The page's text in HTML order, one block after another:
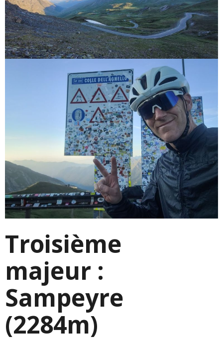
Troisième
majeur :
Sampeyre
(2284m)